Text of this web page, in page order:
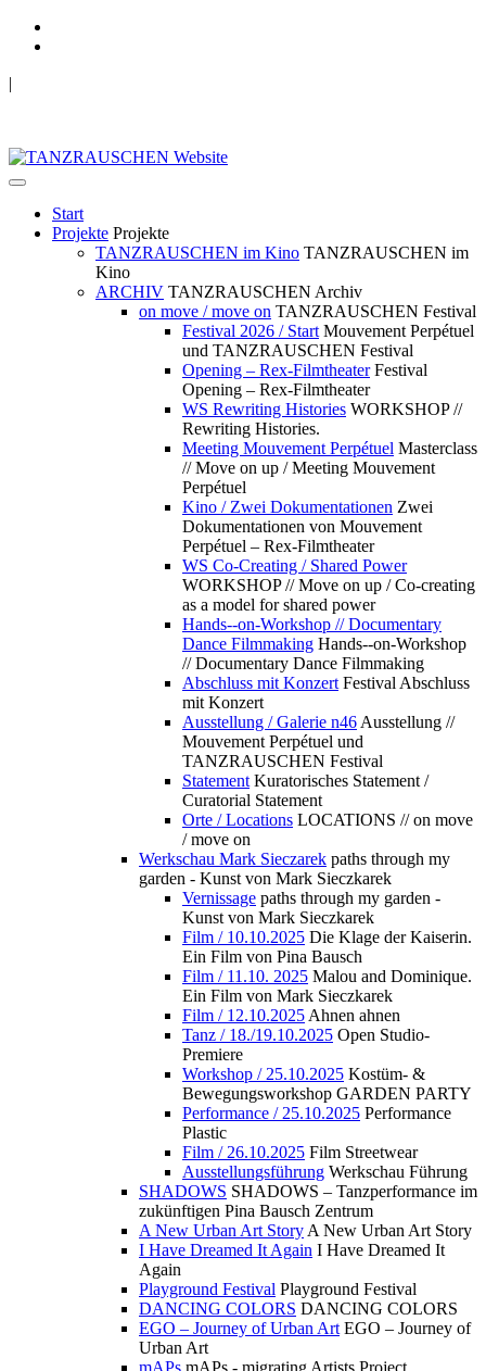
|
Start
Projekte Projekte
TANZRAUSCHEN im Kino TANZRAUSCHEN im
Kino
ARCHIV TANZRAUSCHEN Archiv
on move / move on TANZRAUSCHEN Festival
Festival 2026 / Start Mouvement Perpétuel
und TANZRAUSCHEN Festival
Opening – Rex-Filmtheater Festival
Opening – Rex-Filmtheater
WS Rewriting Histories WORKSHOP //
Rewriting Histories.
Meeting Mouvement Perpétuel Masterclass
// Move on up / Meeting Mouvement
Perpétuel
Kino / Zwei Dokumentationen Zwei
Dokumentationen von Mouvement
Perpétuel – Rex-Filmtheater
WS Co-Creating / Shared Power
WORKSHOP // Move on up / Co-creating
as a model for shared power
Hands--on-Workshop // Documentary
Dance Filmmaking Hands--on-Workshop
// Documentary Dance Filmmaking
Abschluss mit Konzert Festival Abschluss
mit Konzert
Ausstellung / Galerie n46 Ausstellung //
Mouvement Perpétuel und
TANZRAUSCHEN Festival
Statement Kuratorisches Statement /
Curatorial Statement
Orte / Locations LOCATIONS // on move
/ move on
Werkschau Mark Sieczarek paths through my
garden - Kunst von Mark Sieczkarek
Vernissage paths through my garden -
Kunst von Mark Sieczkarek
Film / 10.10.2025 Die Klage der Kaiserin.
Ein Film von Pina Bausch
Film / 11.10. 2025 Malou and Dominique.
Ein Film von Mark Sieczkarek
Film / 12.10.2025 Ahnen ahnen
Tanz / 18./19.10.2025 Open Studio-
Premiere
Workshop / 25.10.2025 Kostüm- &
Bewegungsworkshop GARDEN PARTY
Performance / 25.10.2025 Performance
Plastic
Film / 26.10.2025 Film Streetwear
Ausstellungsführung Werkschau Führung
SHADOWS SHADOWS – Tanzperformance im
zukünftigen Pina Bausch Zentrum
A New Urban Art Story A New Urban Art Story
I Have Dreamed It Again I Have Dreamed It
Again
Playground Festival Playground Festival
DANCING COLORS DANCING COLORS
EGO – Journey of Urban Art EGO – Journey of
Urban Art
mAPs mAPs - migrating Artists Project